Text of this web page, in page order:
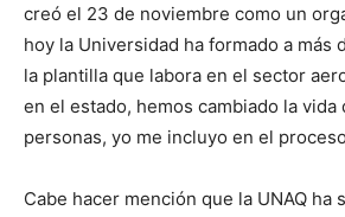
creó el 23 de noviembre como un
hoy la Universidad ha formado a más
la plantilla que labora en el sector
en el estado, hemos cambiado la vida
personas, yo me incluyo en el
Cabe hacer mención que la UNAQ ha